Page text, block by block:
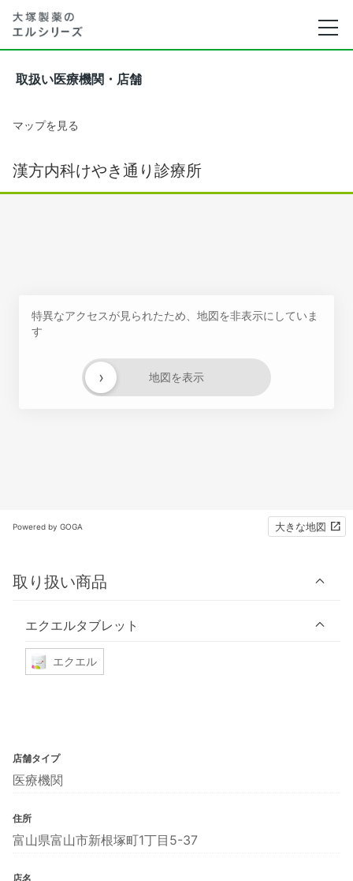
取扱い医療機関・店舗
マップを見る
漢方内科けやき通り診療所
特異なアクセスが見られたため、地図を非表示にしていま
す
地図を表示
›
Powered by GOGA 大きな地図
取り扱い商品
エクエルタブレット
エクエル
店舗タイプ
医療機関
住所
富山県富山市新根塚町1丁目5-37
店名